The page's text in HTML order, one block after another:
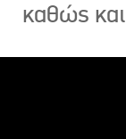
καθώς